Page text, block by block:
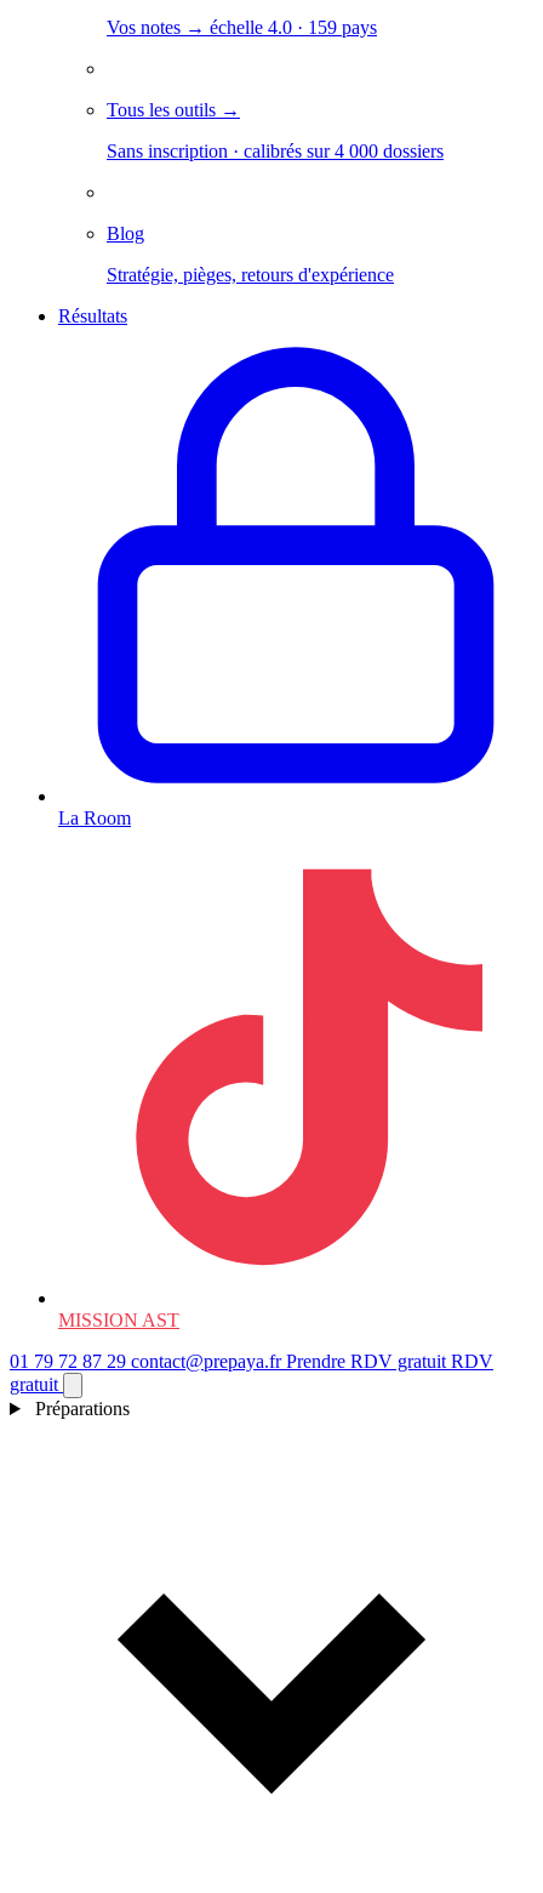
Vos notes → échelle 4.0 · 159 pays
Tous les outils →
Sans inscription · calibrés sur 4 000 dossiers
Blog
Stratégie, pièges, retours d'expérience
Résultats
La Room
MISSION AST
01 79 72 87 29 contact@prepaya.frPrendre RDV gratuit RDV
gratuit
Préparations